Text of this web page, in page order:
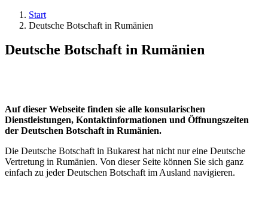
Start
Deutsche Botschaft in Rumänien
Deutsche Botschaft in Rumänien
Auf dieser Webseite finden sie alle konsularischen
Dienstleistungen, Kontaktinformationen und Öffnungszeiten
der Deutschen Botschaft in Rumänien.
Die Deutsche Botschaft in Bukarest hat nicht nur eine Deutsche
Vertretung in Rumänien. Von dieser Seite können Sie sich ganz
einfach zu jeder Deutschen Botschaft im Ausland navigieren.